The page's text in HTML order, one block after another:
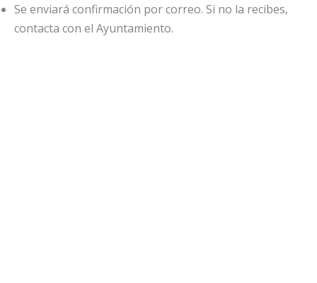
Se enviará confirmación por correo. Si no la recibes,
contacta con el Ayuntamiento.